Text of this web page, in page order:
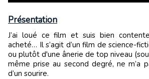
Présentation
J’ai loué ce film et suis bien contente de ne pas l’avoir
acheté… Il s’agit d’un film de science-
ou plutôt d'une ânerie de top niveau
même prise au second degré, ne m’a
d’un sourire.